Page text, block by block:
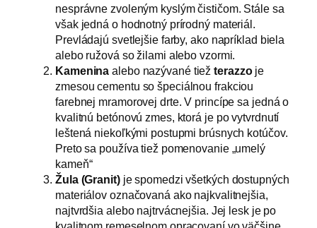
nesprávne zvoleným kyslým čističom. Stále sa
však jedná o hodnotný prírodný materiál.
Prevládajú svetlejšie farby, ako napríklad biela
alebo ružová so žilami alebo vzormi.
Kamenina alebo nazývané tiežterazzoje
zmesou cementu so špeciálnou frakciou
farebnej mramorovej drte. V princípe sa jedná o
kvalitnú betónovú zmes, ktorá je po vytvrdnutí
leštená niekoľkými postupmi brúsnych kotúčov.
Preto sa používa tiež pomenovanie „umelý
kameň“
Žula (Granit)je spomedzi všetkých dostupných
materiálov označovaná ako najkvalitnejšia,
najtvrdšia alebo najtrvácnejšia. Jej lesk je po